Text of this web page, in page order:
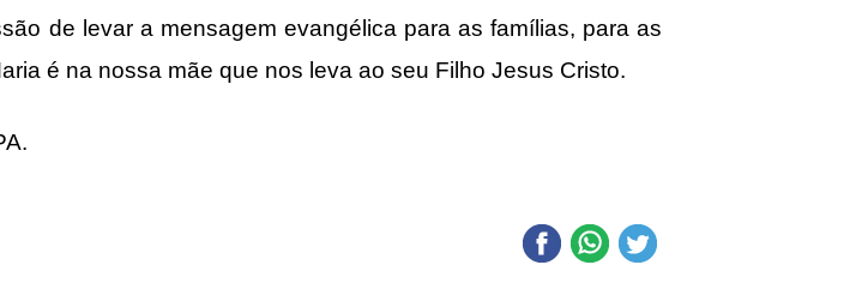
de levar a mensagem evangélica para as famílias, para as
é na nossa mãe que nos leva ao seu Filho Jesus Cristo.